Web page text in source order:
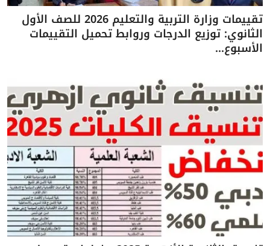
تقييمات وزارة التربية والتعليم 2026 للصف الأول
الثانوي: توزيع الدرجات وروابط تحميل التقييمات
الأسبوع...